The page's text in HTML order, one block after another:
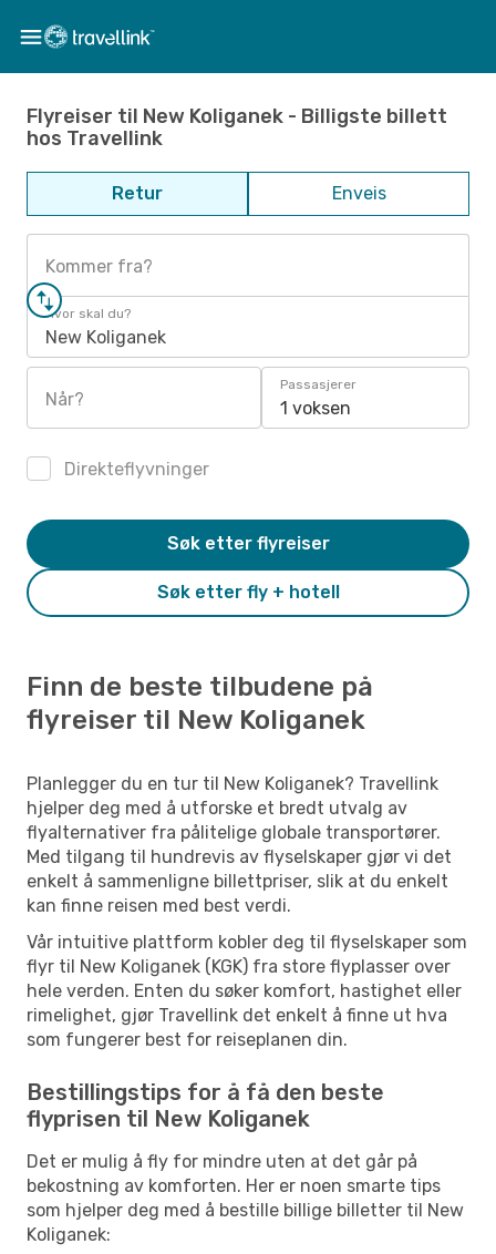
Flyreiser til New Koliganek - Billigste billett
hos Travellink
Retur Enveis
Kommer fra?
Hvor skal du?
New Koliganek
Når?
Passasjerer
1 voksen
Direkteflyvninger
Søk etter fly + hotell
Søk etter flyreiser
Finn de beste tilbudene på
flyreiser til New Koliganek
Planlegger du en tur til New Koliganek? Travellink
hjelper deg med å utforske et bredt utvalg av
flyalternativer fra pålitelige globale transportører.
Med tilgang til hundrevis av flyselskaper gjør vi det
enkelt å sammenligne billettpriser, slik at du enkelt
kan finne reisen med best verdi.
Vår intuitive plattform kobler deg til flyselskaper som
flyr til New Koliganek (KGK) fra store flyplasser over
hele verden. Enten du søker komfort, hastighet eller
rimelighet, gjør Travellink det enkelt å finne ut hva
som fungerer best for reiseplanen din.
Bestillingstips for å få den beste
flyprisen til New Koliganek
Det er mulig å fly for mindre uten at det går på
bekostning av komforten. Her er noen smarte tips
som hjelper deg med å bestille billige billetter til New
Koliganek: